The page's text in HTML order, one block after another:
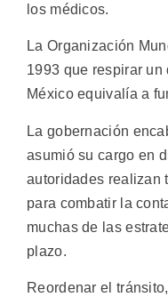
los médicos.
La Organización
1993 que respirar
México equivalía a
La gobernación
asumió su cargo en
autoridades realizan
para combatir la
muchas de las
plazo.
Reordenar el